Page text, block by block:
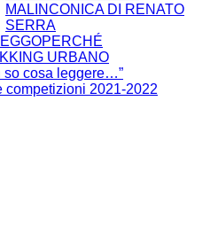
MALINCONICA DI RENATO
SERRA
URBANO
so cosa leggere…”
competizioni 2021-2022